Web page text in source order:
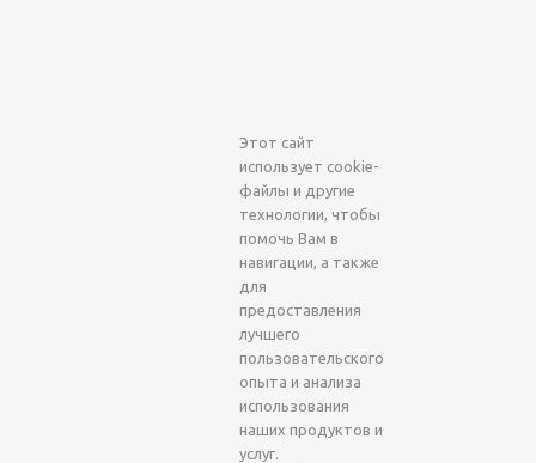
Этот сайт
использует cookie-
файлы и другие
технологии, чтобы
помочь Вам в
навигации, а также
для
предоставления
лучшего
пользовательского
опыта и анализа
использования
наших продуктов и
услуг.